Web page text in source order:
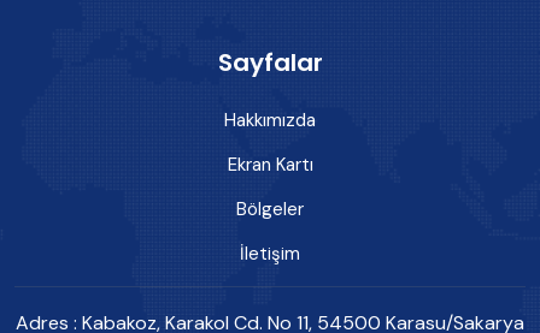
Sayfalar
Hakkımızda
Ekran Kartı
Bölgeler
İletişim
Adres : Kabakoz, Karakol Cd. No 11, 54500 Karasu/Sakarya